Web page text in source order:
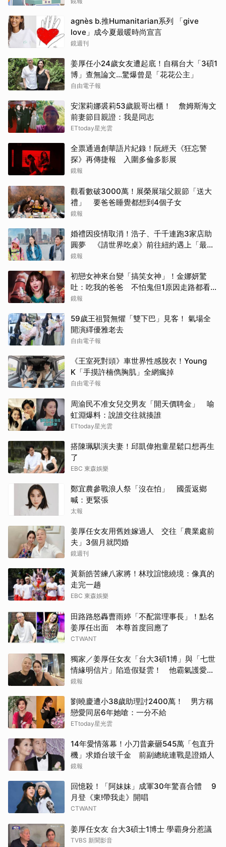
agnès b.推Humanitarian系列 「give
love」成今夏最暖時尚宣言
鏡週刊
姜厚任小24歲女友遭起底！自稱台大「3碩1
博」查無論文…驚爆曾是「花花公主」
自由電子報
安潔莉娜裘莉53歲親哥出櫃！ 詹姆斯海文
前妻節目親證：我是同志
ETtoday星光雲
全票通過創華語片紀錄！阮經天《狂忘警
探》再傳捷報 入圍多倫多影展
鏡報
觀看數破3000萬！展榮展瑞父親節「送大
禮」 要爸爸睡覺都想到4個子女
鏡報
婚禮因疫情取消！浩子、千千連跑3家店助
圓夢 《請世界吃桌》前往紐約遇上「最多
限制」
鏡報
初戀女神來台變「搞笑女神」！金娜妍驚
吐：吃我的爸爸 不怕鬼但1原因走路都看地
上
鏡報
59歲王祖賢無懼「雙下巴」見客！ 氣場全
開演繹優雅老去
自由電子報
《王室死對頭》車世界性感脫衣！Young
K「手摸許楠儁胸肌」全網瘋掉
自由電子報
周渝民不准女兒交男友「開天價聘金」 喻
虹淵爆料：說誰交往就揍誰
ETtoday星光雲
搭陳珮騏演夫妻！邱凱偉抱童星鬆口想再生
了
EBC 東森娛樂
鄭宜農參戰浪人祭「沒在怕」 國蛋返鄉
喊：更緊張
太報
姜厚任女友用舊姓嫁過人 交往「農業處前
夫」3個月就閃婚
鏡週刊
黃新皓苦練八家將！林玟誼憶繞境：像真的
走完一趟
EBC 東森娛樂
田路路怒轟曹雨婷「不配當理事長」！點名
姜厚任出面 本尊首度回應了
CTWANT
獨家／姜厚任女友「台大3碩1博」與「七世
情緣明信片」陷造假疑雲！ 他霸氣護愛：
她是文盲我也喜歡！
鏡報
劉曉慶遭小38歲助理討2400萬！ 男方稱
戀愛同居6年她嗆：一分不給
ETtoday星光雲
14年愛情落幕！小刀昔豪砸545萬「包直升
機」求婚台玻千金 前副總統連戰是證婚人
鏡報
回憶殺！「阿妹妹」成軍30年驚喜合體 9
月登《東!帶我走》開唱
CTWANT
姜厚任女友 台大3碩士1博士 學霸身分惹議
TVBS 新聞影音